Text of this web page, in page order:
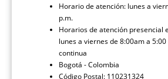
Horario de atención: lunes a
p.m.
Horarios de atención presencial
lunes a viernes de 8:00am a
continua
Bogotá - Colombia
Código Postal: 110231324